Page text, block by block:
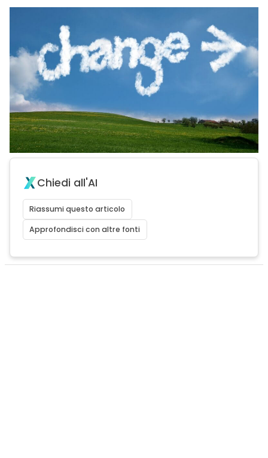
Chiedi all'AI
Riassumi questo articolo
Approfondisci con altre fonti